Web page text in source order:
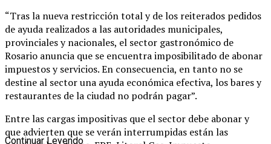
“Tras la nueva restricción total y de los reiterados pedidos
de ayuda realizados a las autoridades municipales,
provinciales y nacionales, el sector gastronómico de
Rosario anuncia que se encuentra imposibilitado de abonar
impuestos y servicios. En consecuencia, en tanto no se
destine al sector una ayuda económica efectiva, los bares y
restaurantes de la ciudad no podrán pagar”.
Entre las cargas impositivas que el sector debe abonar y
que advierten que se verán interrumpidas están las
Continuar Leyendo